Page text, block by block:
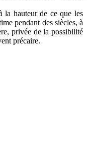
la hauteur de ce que les
pendant des siècles, à
privée de la possibilité
précaire.